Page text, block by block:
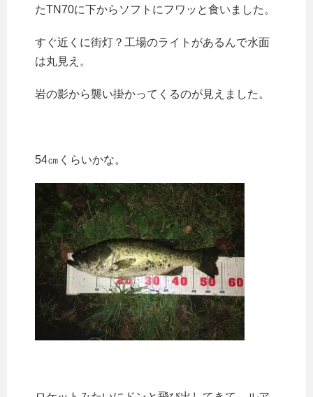
たTN70に下からソフトにフワッと食いました。
すぐ近くに街灯？工場のライトがあるんで水面
は丸見え。
岩の影から襲い掛かってくるのが見えました。
54㎝くらいかな。